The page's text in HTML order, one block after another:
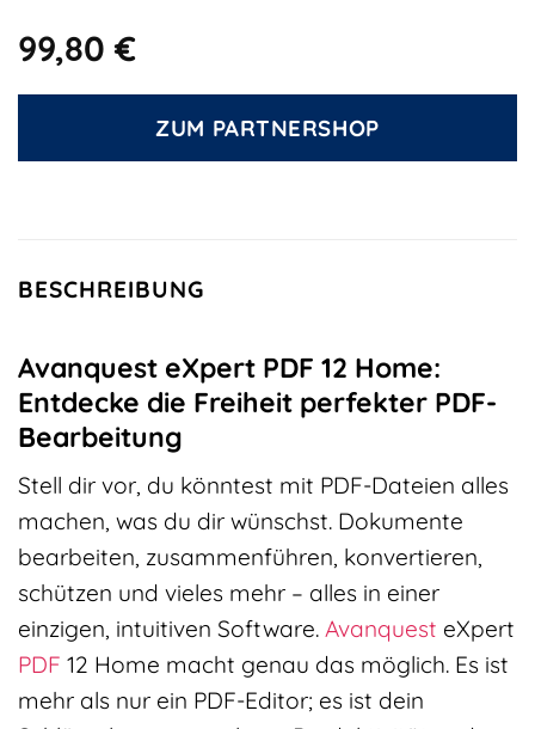
99,80€
ZUM PARTNERSHOP
BESCHREIBUNG
Avanquest eXpert PDF 12 Home:
Entdecke die Freiheit perfekter PDF-
Bearbeitung
Stell dir vor, du könntest mit PDF-Dateien alles
machen, was du dir wünschst. Dokumente
bearbeiten, zusammenführen, konvertieren,
schützen und vieles mehr – alles in einer
einzigen, intuitiven Software. Avanquest eXpert
PDF 12 Home macht genau das möglich. Es ist
mehr als nur ein PDF-Editor; es ist dein